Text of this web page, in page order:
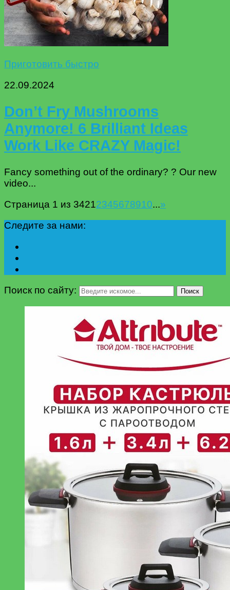
Приготовить быстро
22.09.2024
Don’t Fry Mushrooms
Anymore! 6 Brilliant Ideas
Work Like CRAZY Magic!
Fancy something out of the ordinary? ?️ Our new
video...
Страница 1 из 34212345678910...»
Следите за нами:
Поиск по сайту: Поиск